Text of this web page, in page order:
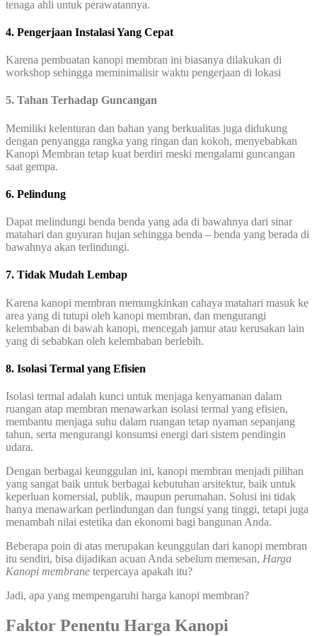
tenaga ahli untuk perawatannya.
4. Pengerjaan Instalasi Yang Cepat
Karena pembuatan kanopi membran ini biasanya dilakukan di
workshop sehingga meminimalisir waktu pengerjaan di lokasi
5. Tahan Terhadap Guncangan
Memiliki kelenturan dan bahan yang berkualitas juga didukung
dengan penyangga rangka yang ringan dan kokoh, menyebabkan
Kanopi Membran tetap kuat berdiri meski mengalami guncangan
saat gempa.
6. Pelindung
Dapat melindungi benda benda yang ada di bawahnya dari sinar
matahari dan guyuran hujan sehingga benda – benda yang berada di
bawahnya akan terlindungi.
7. Tidak Mudah Lembap
Karena kanopi membran memungkinkan cahaya matahari masuk ke
area yang di tutupi oleh kanopi membran, dan mengurangi
kelembaban di bawah kanopi, mencegah jamur atau kerusakan lain
yang di sebabkan oleh kelembaban berlebih.
8. Isolasi Termal yang Efisien
Isolasi termal adalah kunci untuk menjaga kenyamanan dalam
ruangan atap membran menawarkan isolasi termal yang efisien,
membantu menjaga suhu dalam ruangan tetap nyaman sepanjang
tahun, serta mengurangi konsumsi energi dari sistem pendingin
udara.
Dengan berbagai keunggulan ini, kanopi membran menjadi pilihan
yang sangat baik untuk berbagai kebutuhan arsitektur, baik untuk
keperluan komersial, publik, maupun perumahan. Solusi ini tidak
hanya menawarkan perlindungan dan fungsi yang tinggi, tetapi juga
menambah nilai estetika dan ekonomi bagi bangunan Anda.
Beberapa poin di atas merupakan keunggulan dari kanopi membran
itu sendiri, bisa dijadikan acuan Anda sebelum memesan, Harga
Kanopi membrane terpercaya apakah itu?
Jadi, apa yang mempengaruhi harga kanopi membran?
Faktor Penentu Harga Kanopi